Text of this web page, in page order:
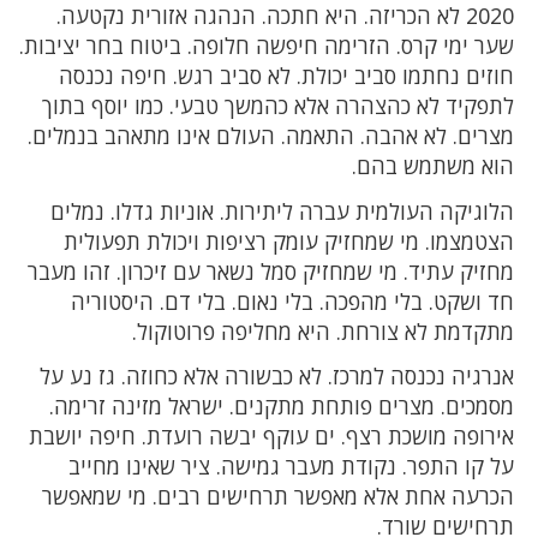
2020 לא הכריזה. היא חתכה. הנהגה אזורית נקטעה.
שער ימי קרס. הזרימה חיפשה חלופה. ביטוח בחר יציבות.
חוזים נחתמו סביב יכולת. לא סביב רגש. חיפה נכנסה
לתפקיד לא כהצהרה אלא כהמשך טבעי. כמו יוסף בתוך
מצרים. לא אהבה. התאמה. העולם אינו מתאהב בנמלים.
הוא משתמש בהם.
הלוגיקה העולמית עברה ליתירות. אוניות גדלו. נמלים
הצטמצמו. מי שמחזיק עומק רציפות ויכולת תפעולית
מחזיק עתיד. מי שמחזיק סמל נשאר עם זיכרון. זהו מעבר
חד ושקט. בלי מהפכה. בלי נאום. בלי דם. היסטוריה
מתקדמת לא צורחת. היא מחליפה פרוטוקול.
אנרגיה נכנסה למרכז. לא כבשורה אלא כחוזה. גז נע על
מסמכים. מצרים פותחת מתקנים. ישראל מזינה זרימה.
אירופה מושכת רצף. ים עוקף יבשה רועדת. חיפה יושבת
על קו התפר. נקודת מעבר גמישה. ציר שאינו מחייב
הכרעה אחת אלא מאפשר תרחישים רבים. מי שמאפשר
תרחישים שורד.